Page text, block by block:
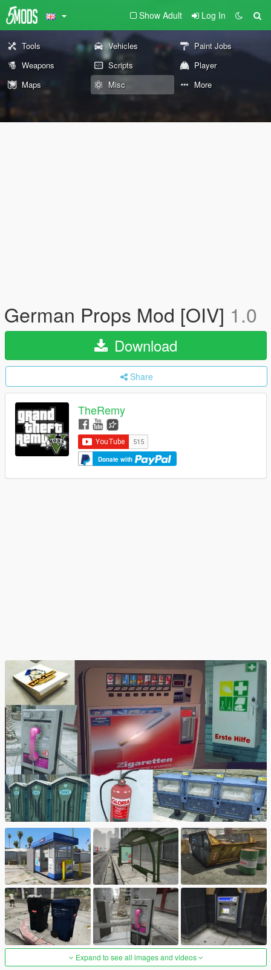
Show Adult Log In
Tools Vehicles
Paint Jobs
Weapons
Scripts
Player
Maps
Misc More
German Props Mod [OIV] 1.0
Download
Share
TheRemy
Donate with
Expand to see all images and videos